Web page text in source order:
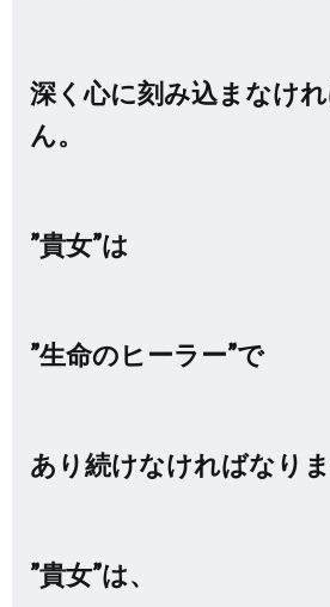
深く心に刻み込まなけ
ん。
”貴女”は
”生命のヒーラー”で
あり続けなければなりま
”貴女”は、